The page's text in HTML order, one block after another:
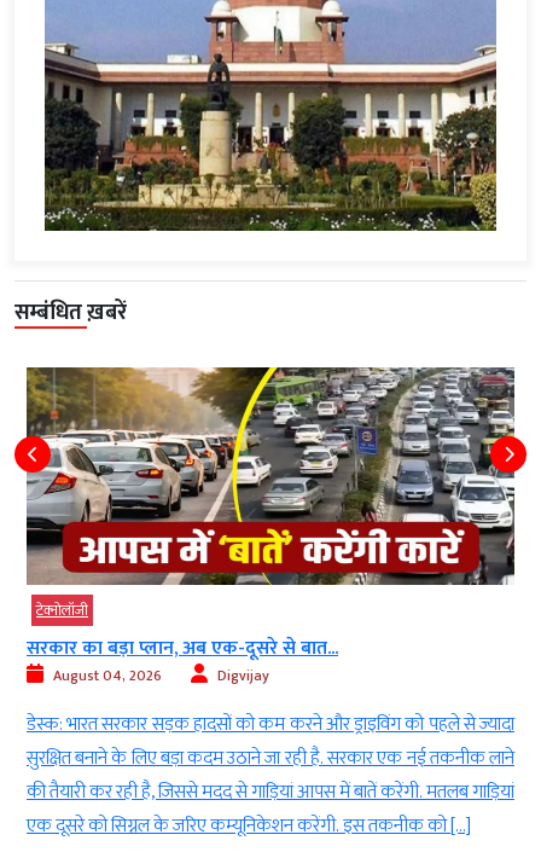
सम्बंधित ख़बरें
टेक्‍नोलॉजी
सरकार का बड़ा प्लान, अब एक-दूसरे से बात...
August 04, 2026 Digvijay
डेस्क: भारत सरकार सड़क हादसों को कम करने और ड्राइविंग को पहले से ज्यादा
सुरक्षित बनाने के लिए बड़ा कदम उठाने जा रही है. सरकार एक नई तकनीक लाने
की तैयारी कर रही है, जिससे मदद से गाड़ियां आपस में बातें करेंगी. मतलब गाड़ियां
एक दूसरे को सिग्नल के जरिए कम्यूनिकेशन करेंगी. इस तकनीक को […]